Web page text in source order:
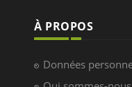
À PROPOS
Données